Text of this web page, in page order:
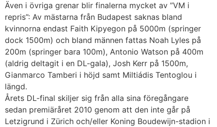
Även i övriga grenar blir finalerna mycket av ”VM i
repris”: Av mästarna från Budapest saknas bland
kvinnorna endast Faith Kipyegon på 5000m (springer
dock 1500m) och bland männen fattas Noah Lyles på
200m (springer bara 100m), Antonio Watson på 400m
(aldrig deltagit i en DL-gala), Josh Kerr på 1500m,
Gianmarco Tamberi i höjd samt Miltiádis Tentoglou i
längd.
Årets DL-final skiljer sig från alla sina föregångare
sedan premiäråret 2010 genom att den inte går på
Letzigrund i Zürich och/eller Koning Boudewijn-stadion i